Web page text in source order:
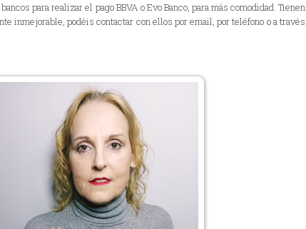
para realizar el pago BBVA o Evo Banco, para más comodidad. Tienen
inmejorable, podéis contactar con ellos por email, por teléfono o a través